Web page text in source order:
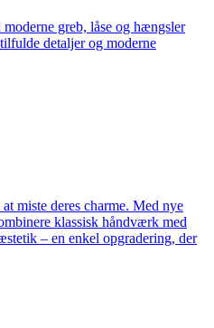
greb, låse og hængsler
detaljer og moderne
miste deres charme. Med nye
klassisk håndværk med
– en enkel opgradering, der